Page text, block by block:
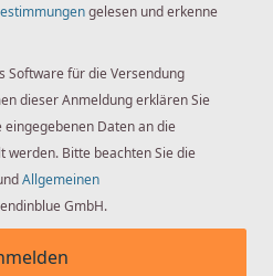
450 x 260 mm,
rechts
gelesen und erkenne
Software für die Versendung
dieser Anmeldung erklären Sie
Daten an die
werden. Bitte beachten Sie die
Allgemeinen
GmbH.